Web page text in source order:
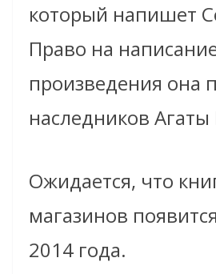
который напишет
Право на
произведения она
наследников Агаты
Ожидается, что
магазинов
2014 года.